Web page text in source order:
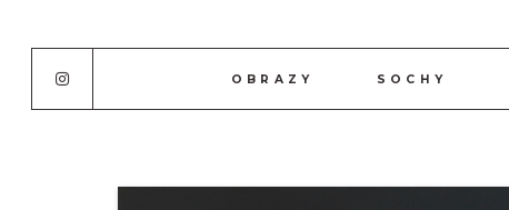
OBRAZY SOCHY